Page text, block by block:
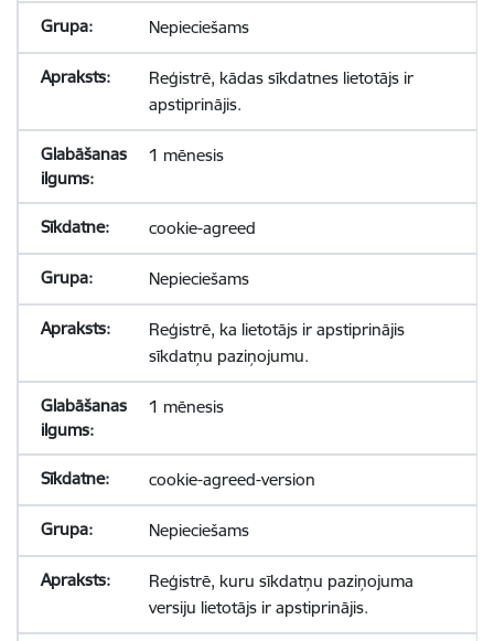
Nepieciešams
Reģistrē, kādas sīkdatnes lietotājs ir
apstiprinājis.
1 mēnesis
cookie-agreed
Nepieciešams
Reģistrē, ka lietotājs ir apstiprinājis
sīkdatņu paziņojumu.
1 mēnesis
cookie-agreed-version
Nepieciešams
Reģistrē, kuru sīkdatņu paziņojuma
versiju lietotājs ir apstiprinājis.